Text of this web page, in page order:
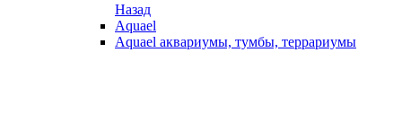
Назад
Aquael
Aquael аквариумы, тумбы, террариумы